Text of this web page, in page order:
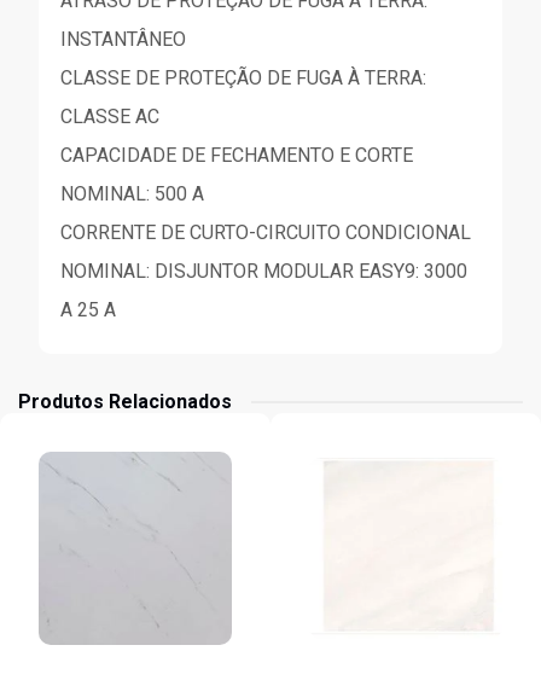
INSTANTÂNEO
CLASSE DE PROTEÇÃO DE FUGA À TERRA:
CLASSE AC
CAPACIDADE DE FECHAMENTO E CORTE
NOMINAL: 500 A
CORRENTE DE CURTO-CIRCUITO CONDICIONAL
NOMINAL: DISJUNTOR MODULAR EASY9: 3000
A 25 A
Produtos Relacionados